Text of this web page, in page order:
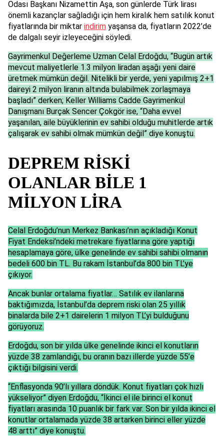
Odası Başkanı Nizamettin Aşa, son günlerde Türk lirası
önemli kazançlar sağladığı için hem kiralık hem satılık konut
fiyatlarında bir miktar indirim yaşansa da, fiyatların 2022’de
de dalgalı seyir izleyeceğini söyledi.
Gayrimenkul Değerleme Uzman Celal Erdoğdu, “Bugün artık
mevcut maliyetlerle 1.3 milyon liradan aşağı yeni daire
üretmek mümkün değil. Nitelikli bir yerde, yeni yapılmış 2+1
daireyi 2 milyon liranın altında bulabilmek zorlaşmaya
başladı” derken; Keller Williams Cadde Gayrimenkul
Danışmanı Burçak Sencer Çokgör ise, “Daha evvel
yaşanılan, aile büyüklerinin ev sahibi olduğu muhitlerde artık
çalışarak ev sahibi olmak mümkün değil” diye konuştu.
DEPREM RİSKİ
OLANLAR BİLE 1
MİLYON LİRA
Celal Erdoğdu’nun Merkez Bankası’nın açıkladığı Konut
Fiyat Endeksi’ndeki metrekare fiyatlarına göre yaptığı
hesaplamaya göre, ülke genelinde ev sahibi sahibi olmanın
bedeli 600 bin TL. Bu rakam İstanbul’da 800 bin TL’ye
çıkıyor.
Ancak bunlar ortalama fiyatlar… Satılık ev ilanlarına
baktığımızda, İstanbul’da deprem riski olan 25 yıllık
binalarda bile 2+1 dairelerin 1 milyon TL’yi bulduğunu
görüyoruz.
Erdoğdu, son bir yılda ülke genelinde ikinci el konutların
yüzde 38 zamlandığı, bu oranın bazı illerde yüzde 55’e
çıktığı bilgisini verdi.
“Enflasyonda 90’lı yıllara döndük. Konut fiyatları çok hızlı
yükseliyor” diyen Erdoğdu, “İkinci el ile birinci el konut
fiyatları arasında 10 puanlık bir fark var. Son bir yılda ikinci el
konutlar ortalamada yüzde 38 artarken birinci eller yüzde
48 arttı” diye konuştu.